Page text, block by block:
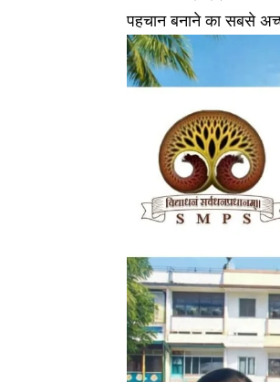
पहचान बनाने का सबसे